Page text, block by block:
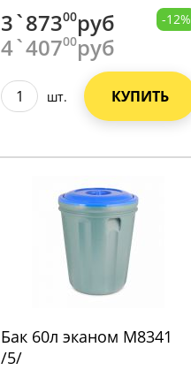
3`87300руб
4`40700руб
-12%
шт. КУПИТЬ
Бак 60л эканом М8341
/5/